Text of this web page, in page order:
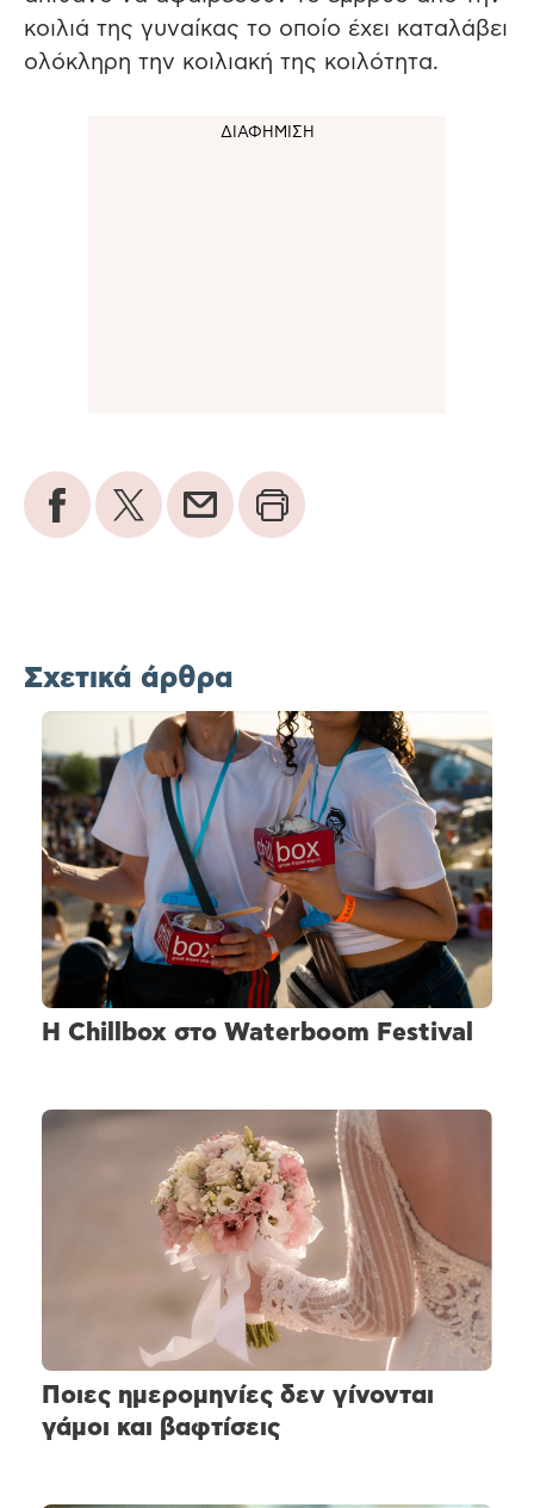
κοιλιά της γυναίκας το οποίο έχει καταλάβει
ολόκληρη την κοιλιακή της κοιλότητα.
Σχετικά άρθρα
H Chillbox στο Waterboom Festival
Ποιες ημερομηνίες δεν γίνονται
γάμοι και βαφτίσεις